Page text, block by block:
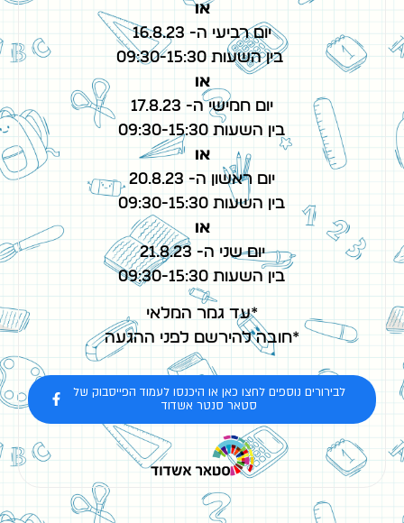
או
יום רביעי ה- 16.8.23
בין השעות 09:30-15:30
או
יום חמישי ה- 17.8.23
בין השעות 09:30-15:30
או
יום ראשון ה- 20.8.23
בין השעות 09:30-15:30
או
יום שני ה- 21.8.23
בין השעות 09:30-15:30
*עד גמר המלאי
*חובה להירשם לפני ההגעה
לבירורים נוספים לחצו כאן או היכנסו לעמוד הפייסבוק של
סטאר סנטר אשדוד